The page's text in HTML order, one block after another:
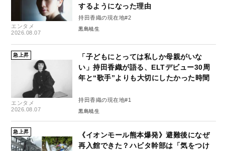
エンタメ
2026.08.07
するようになった理由
持田香織の現在地#2
黒島暁生
急上昇
エンタメ
2026.08.07
「子どもにとっては私しか母親がいな
い」持田香織が語る、ELTデビュー30周
年と“歌手”よりも大切にしたかった時間
持田香織の現在地#1
黒島暁生
急上昇
《イオンモール熊本爆発》避難後になぜ
再入館できた？ハビタ幹部は「気をつけ